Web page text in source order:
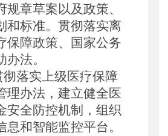
规章草案以及政策、
和标准。贯彻落实离
保障政策、国家公务
办法。
彻落实上级医疗保障
理办法，建立健全医
安全防控机制，组织
息和智能监控平台。